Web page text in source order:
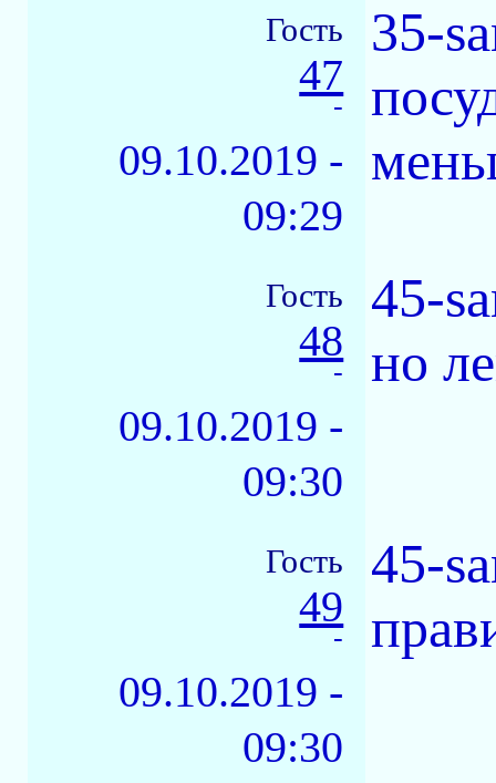
Гость
47
-
09.10.2019 -
09:29
35-
Гость
48
-
09.10.2019 -
09:30
45-
но
Гость
49
-
09.10.2019 -
09:30
45-